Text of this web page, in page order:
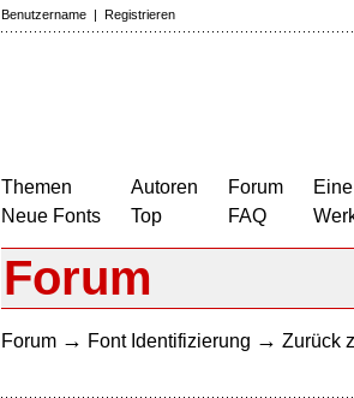
Benutzername | Registrieren
Themen
Neue Fonts
Autoren
Top
Forum
FAQ
Forum
Forum → Font Identifizierung → Zurück